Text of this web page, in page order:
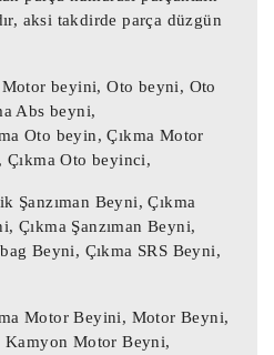
Beyni,
2369.3,
0793.4,
aksi takdirde parça düzgün
beyini, Oto beyni, Oto
Abs beyni,
Oto beyin, Çıkma Motor
Oto beyinci,
Şanzıman Beyni, Çıkma
Çıkma Şanzıman Beyni,
Beyni, Çıkma SRS Beyni,
Motor Beyini, Motor Beyni,
Kamyon Motor Beyni,